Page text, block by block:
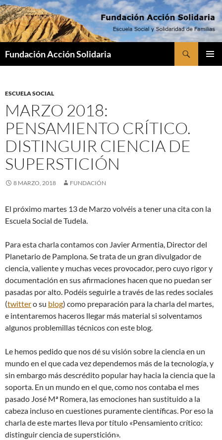
Saltar
al
contenido
Fundación Acción Solidaria
ESCUELA SOCIAL
MARZO 2018:
PENSAMIENTO CRÍTICO.
DISTINGUIR CIENCIA DE
SUPERSTICIÓN
8 MARZO, 2018 FUNDACIÓN
El próximo martes 13 de Marzo volvéis a tener una cita con la
Escuela Social de Tudela.
Para esta charla contamos con Javier Armentia, Director del
Planetario de Pamplona. Se trata de un gran divulgador de
ciencia, valiente y muchas veces provocador, pero cuyo rigor y
documentación en sus afirmaciones hacen que no puedan ser
pasadas por alto. Podéis seguirle a través de las redes sociales
(twittero su blog) como preparación para la charla del martes,
e intentaremos haceros llegar más material si solventamos
algunos problemillas técnicos con este blog.
Le hemos pedido que nos dé su visión sobre la ciencia en un
mundo en el que cada vez dependemos más de la tecnología, y
sin embargo más descrédito popular hay hacia la ciencia que la
soporta. En un mundo en el que, como nos contaba el mes
pasado José Mª Romera, las emociones han sustituido a la
cabeza incluso en cuestiones puramente científicas. Por eso la
charla de este martes lleva por título «Pensamiento crítico:
distinguir ciencia de superstición».